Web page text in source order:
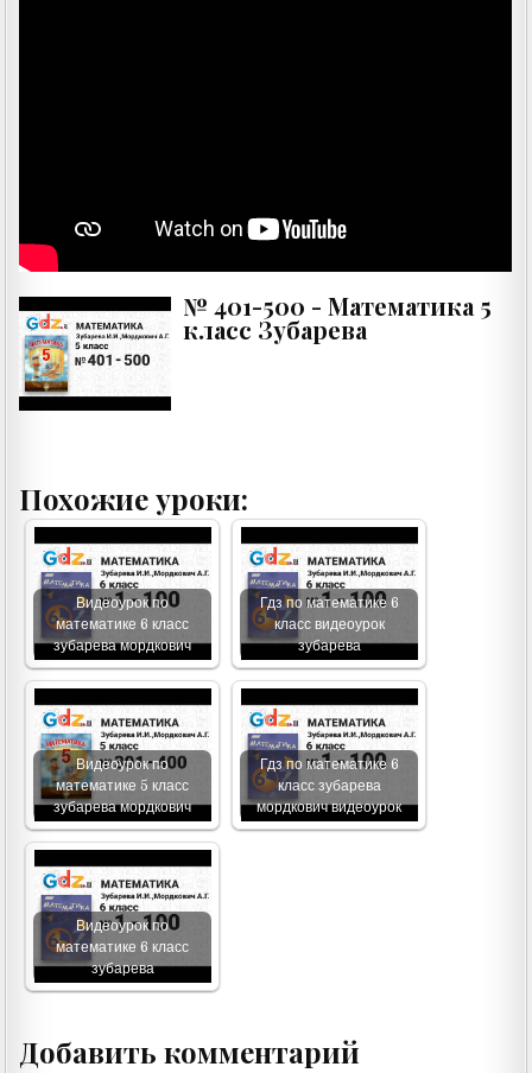
№ 401-500 - Математика 5
класс Зубарева
Похожие уроки:
Видеоурок по
математике 6 класс
зубарева мордкович
Гдз по математике 6
класс видеоурок
зубарева
Видеоурок по
математике 5 класс
зубарева мордкович
Гдз по математике 6
класс зубарева
мордкович видеоурок
Видеоурок по
математике 6 класс
зубарева
Добавить комментарий